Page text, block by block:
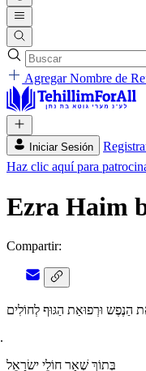
Agregar Nombre de
Iniciar Sesión
Haz clic aquí para
Ezra Haim
Compartir:
הַנֶפֶש וּרְפוּאַת הַגּוּף לְחוֹלִים
בְּתוֹךְ שְׁאָר חוֹלֵי ישׂרָאֵל